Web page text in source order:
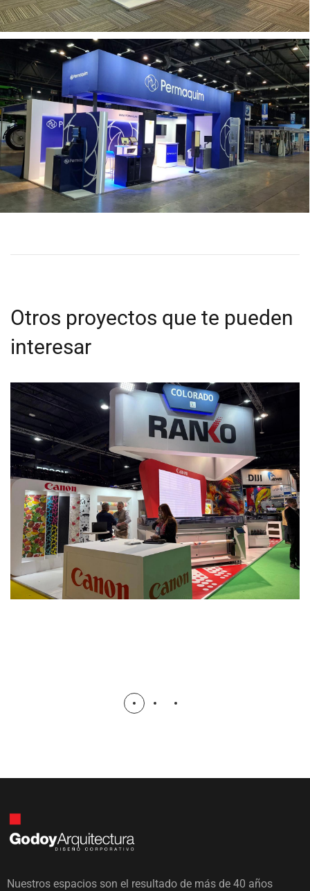
Otros proyectos que te pueden
interesar
Ranko
STANDS
Nuestros espacios son el resultado de más de 40 años